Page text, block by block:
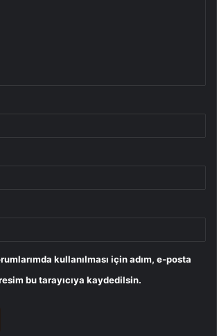
kullanılması için adım, e-posta
bu tarayıcıya kaydedilsin.